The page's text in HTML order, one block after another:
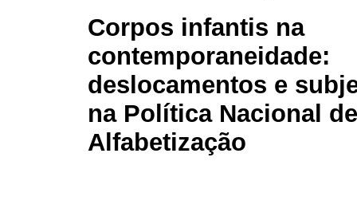
Corpos infantis na
contemporaneidade:
deslocamentos e
na Política Nacional de
Alfabetização